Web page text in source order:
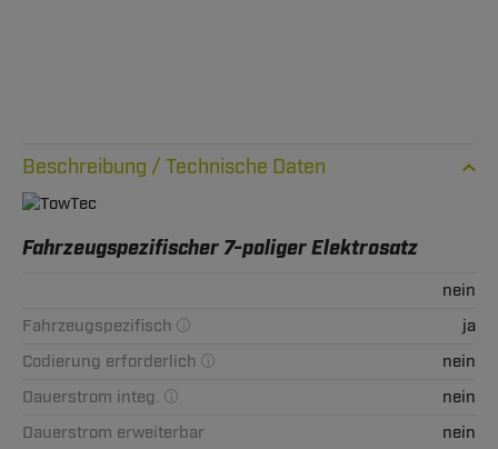
Technische Daten
Fahrzeugspezifischer 7-poliger Elektrosatz
nein
Fahrzeugspezifisch
ja
Codierung erforderlich
nein
Dauerstrom integ.
nein
Dauerstrom erweiterbar
nein